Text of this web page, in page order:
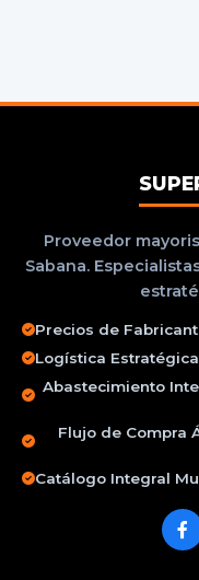
Proveedor
Sabana.
Precios de
Logística
Abastecimiento
Flujo de Compra
Catálogo Integral